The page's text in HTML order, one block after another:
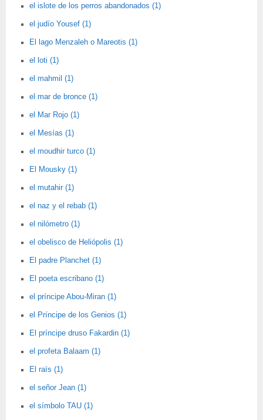
el islote de los perros abandonados (1)
el judío Yousef (1)
El lago Menzaleh o Mareotis (1)
el loti (1)
el mahmil (1)
el mar de bronce (1)
el Mar Rojo (1)
el Mesías (1)
el moudhir turco (1)
El Mousky (1)
el mutahir (1)
el naz y el rebab (1)
el nilómetro (1)
el obelisco de Heliópolis (1)
El padre Planchet (1)
El poeta escribano (1)
el príncipe Abou-Miran (1)
el Príncipe de los Genios (1)
El príncipe druso Fakardin (1)
el profeta Balaam (1)
El raïs (1)
el señor Jean (1)
el símbolo TAU (1)